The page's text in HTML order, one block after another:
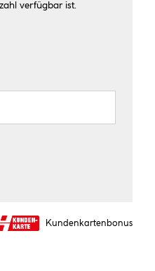
verfügbar ist.
Kundenkartenbonus